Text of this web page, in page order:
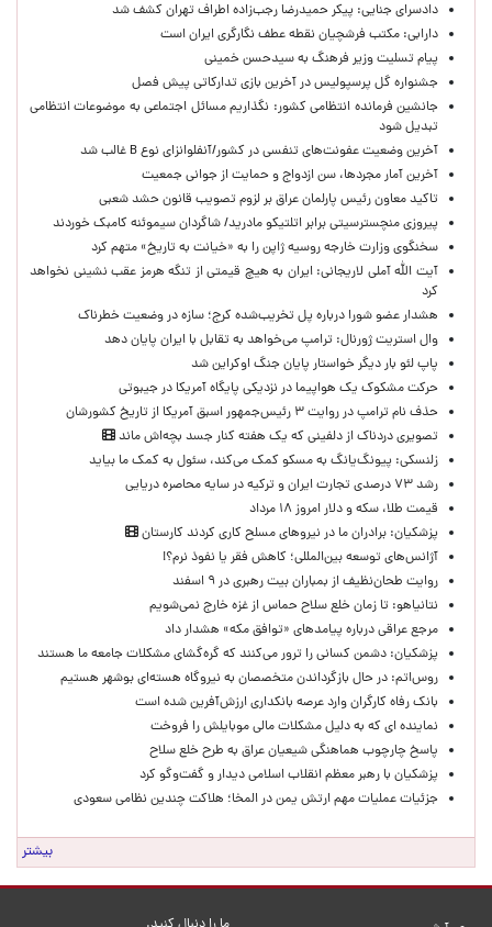
دادسرای جنایی: پیکر حمیدرضا رجب‌زاده اطراف تهران کشف شد
دارابی: مکتب فرشچیان نقطه عطف نگارگری ایران است
پیام تسلیت وزیر فرهنگ به سیدحسن خمینی
جشنواره گل پرسپولیس در آخرین بازی تدارکاتی پیش فصل
جانشین فرمانده انتظامی کشور: نگذاریم مسائل اجتماعی به موضوعات انتظامی
تبدیل شود
آخرین وضعیت عفونت‌های تنفسی در کشور/آنفلوانزای نوع B غالب شد
آخرین آمار مجردها، سن ازدواج و حمایت از جوانی جمعیت
تاکید معاون رئیس پارلمان عراق بر لزوم تصویب قانون حشد شعبی
پیروزی منچسترسیتی برابر اتلتیکو مادرید/ شاگردان سیموئنه کامبک خوردند
سخنگوی وزارت خارجه روسیه ژاپن را به «خیانت به تاریخ» متهم کرد
آیت الله آملی لاریجانی: ایران به هیچ قیمتی از تنگه هرمز عقب نشینی نخواهد
کرد
هشدار عضو شورا درباره پل تخریب‌شده کرج؛ سازه در وضعیت خطرناک
وال‌ استریت ژورنال: ترامپ می‌خواهد به تقابل با ایران پایان دهد
پاپ لئو بار دیگر خواستار پایان جنگ اوکراین شد
حرکت مشکوک یک هواپیما در نزدیکی پایگاه آمریکا در جیبوتی
حذف نام ترامپ در روایت ۳ رئیس‌جمهور اسبق آمریکا از تاریخ کشورشان
تصویری دردناک از دلفینی که یک هفته کنار جسد بچه‌اش ماند
زلنسکی: پیونگ‌یانگ به مسکو کمک می‌کند، سئول به کمک ما بیاید
رشد ۷۳ درصدی تجارت ایران و ترکیه در سایه محاصره دریایی
قیمت طلا، سکه و دلار امروز ۱۸ مرداد
پزشکیان: برادران ما در نیروهای مسلح کاری کردند کارستان
آژانس‌های توسعه بین‌المللی؛ کاهش فقر یا نفوذ نرم؟!
روایت طحان‌نظیف از بمباران بیت رهبری در ۹ اسفند
نتانیاهو: تا زمان خلع سلاح حماس از غزه خارج نمی‌شویم
مرجع عراقی درباره پیامدهای «توافق مکه» هشدار داد
پزشکیان: دشمن کسانی را ترور می‌کنند که گره‌گشای مشکلات جامعه ما هستند
روس‌اتم: در حال بازگرداندن متخصصان به نیروگاه هسته‌ای بوشهر هستیم
بانک رفاه کارگران وارد عرصه بانکداری ارزش‌آفرین شده است
نماینده ای که به دلیل مشکلات مالی موبایلش را فروخت
پاسخ چارچوب هماهنگی شیعیان عراق به طرح خلع سلاح
پزشکیان با رهبر معظم انقلاب اسلامی دیدار و گفت‌وگو کرد
جزئیات عملیات مهم ارتش یمن در المخا؛ هلاکت چندین نظامی سعودی
بیشتر